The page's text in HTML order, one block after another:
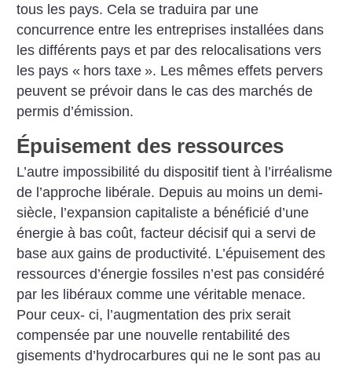
tous les pays. Cela se traduira par une
concurrence entre les entreprises installées dans
les différents pays et par des relocalisations vers
les pays « hors taxe ». Les mêmes effets pervers
peuvent se prévoir dans le cas des marchés de
permis d’émission.
Épuisement des ressources
L’autre impossibilité du dispositif tient à l’irréalisme
de l’approche libérale. Depuis au moins un demi-
siècle, l’expansion capitaliste a bénéficié d’une
énergie à bas coût, facteur décisif qui a servi de
base aux gains de productivité. L’épuisement des
ressources d’énergie fossiles n’est pas considéré
par les libéraux comme une véritable menace.
Pour ceux- ci, l’augmentation des prix serait
compensée par une nouvelle rentabilité des
gisements d’hydrocarbures qui ne le sont pas au